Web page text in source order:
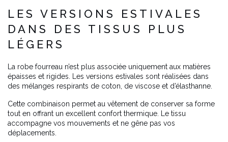
LES VERSIONS ESTIVALES
DANS DES TISSUS PLUS
LÉGERS
La robe fourreau n’est plus associée uniquement aux matières
épaisses et rigides. Les versions estivales sont réalisées dans
des mélanges respirants de coton, de viscose et d’élasthanne.
Cette combinaison permet au vêtement de conserver sa forme
tout en offrant un excellent confort thermique. Le tissu
accompagne vos mouvements et ne gêne pas vos
déplacements.